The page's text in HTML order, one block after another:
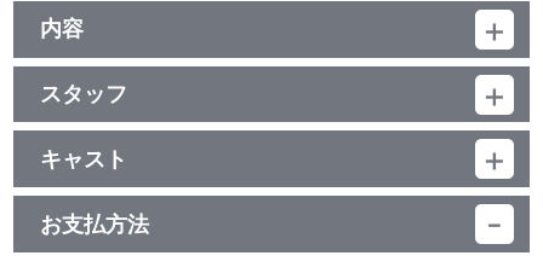
・ＴＶスポット
ジャンル：劇場公開映画（邦画）
(本編140分＋特典5分)／ﾄﾞﾙﾋﾞｰﾃﾞｼﾞﾀﾙ(5.1ch・一部ｽﾃﾚｵ)／片面2層
／16:9(ｽｸｲｰｽﾞ)／ﾋﾞｽﾀｻｲｽﾞ／ﾊﾞﾘｱﾌﾘｰ日本語字幕付（ON・OFF可
能）／カラー／確145分／1巻
内容
制作年度：2011年
1939年(昭和14年)夏。
「日独伊三国同盟」締結の声に日本は大きく揺れていた。それを
強硬に主張する陸軍、マスコミ、そして国民。しかし海軍大臣米内
光政(柄本 明)、次官山本五十六(役所広司)、軍務局長井上成美(柳葉
敏郎)は、その「世論」に敢然と異を唱えた。日本がドイツと手を組
めばアメリカとの戦争は避けられず、十倍の国力を持つ国と戦え
ば、この国は滅びる……。
スタッフ
監修・原作：半藤一利 「聯合艦隊司令長官 山本五十六」(文藝春秋
刊)／特別協力：山本義正／プロデューサー：小滝祥平／脚本：長谷
川康夫・飯田健三郎／撮影：柴主高秀／照明：長田達也／美術：金
田克美／装飾：大坂和美／編集：阿部亙英／助監督：山田敏久／録
音監督：橋本文雄／音楽：岩代太郎／VFXﾌﾟﾛﾃﾞｭｰｻｰ：浅野秀二／
VFXﾃﾞｨﾚｸﾀｰ：鹿住朗生／特撮監督：佛田 洋／監督：成島 出／製
キャスト
役所広司
玉木 宏／柄本 明／柳葉敏郎／阿部 寛／吉田栄作／椎名桔平／益岡
徹／袴田吉彦／五十嵐隼士／坂東三津五郎／原田美枝子／瀬戸朝香
お支払方法